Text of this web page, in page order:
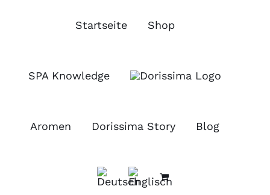
Startseite Shop
SPA Knowledge
Aromen Dorissima Story Blog